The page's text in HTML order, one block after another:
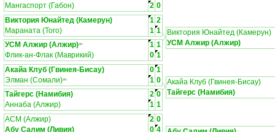
Мангаспорт (Габон)
2 0
Виктория Юнайтед (Камерун) 1 2
Мараната (Того)
1 1
УСМ Алжир (Алжир)ЛЧ 1 1
Флик-ан-Флак (Маврикий)
0 1
Виктория Юнайтед (Камерун)
УСМ Алжир (Алжир)
Акайа Клуб (Гвинея-Бисау) 0 1
Элман (Сомали)ЛЧ 1 0
Тайгерс (Намибия)
2 0
Аннаба (Алжир)
1 1
Акайа Клуб (Гвинея-Бисау)
Тайгерс (Намибия)
АСМ (Алжир) 2 0
Абу Салим (Ливия)
0 4